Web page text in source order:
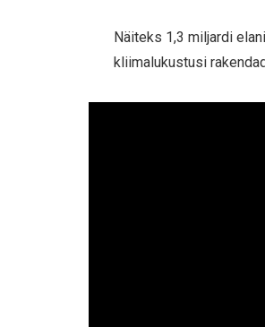
Näiteks 1,3 miljardi
kliimalukustusi